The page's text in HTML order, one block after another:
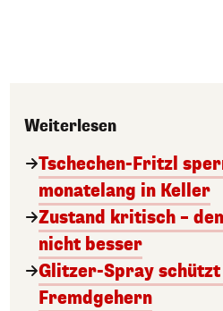
Weiterlesen
Tschechen-Fritzl
monatelang in Keller
Zustand kritisch –
nicht besser
Glitzer-Spray
Fremdgehern